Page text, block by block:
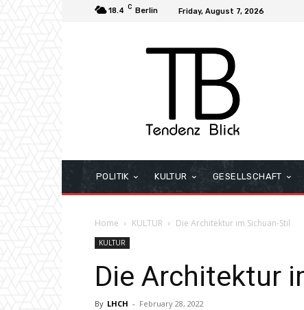
18.4 C Berlin Friday, August 7, 2026
POLITIK KULTUR GESELLSCHAFT
Home KULTUR Die Architektur im Sichuan-Stil
KULTUR
Die Architektur
By LHCH - February 28, 2022